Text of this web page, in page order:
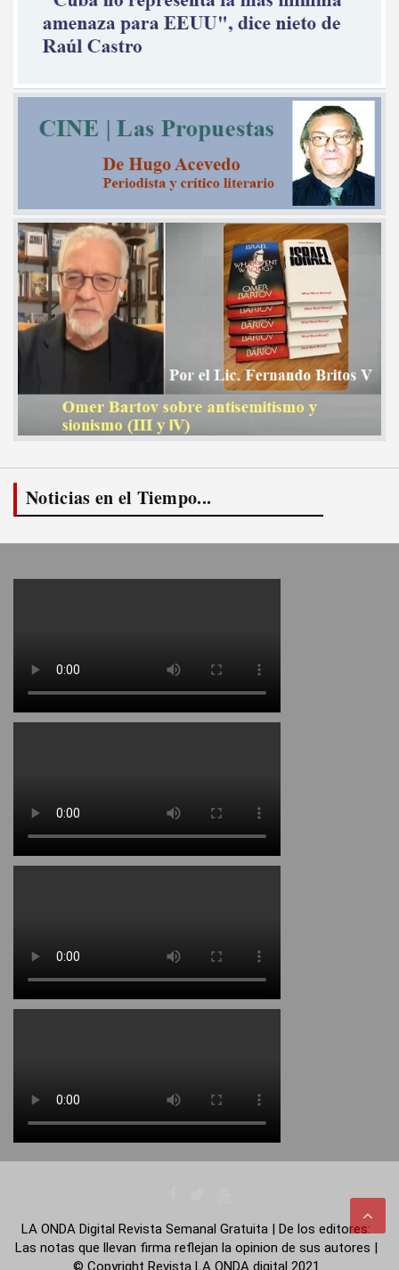
Noticias en el Tiempo...
LA ONDA Digital Revista Semanal Gratuita | De los editores:
Las notas que llevan firma reflejan la opinion de sus autores |
© Copyright Revista LA ONDA digital 2021